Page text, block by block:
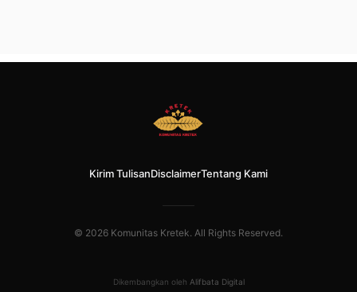
Kirim TulisanDisclaimerTentang Kami
© 2026 Komunitas Kretek. All Rights Reserved.
Dikembangkan oleh Alifbata Digital